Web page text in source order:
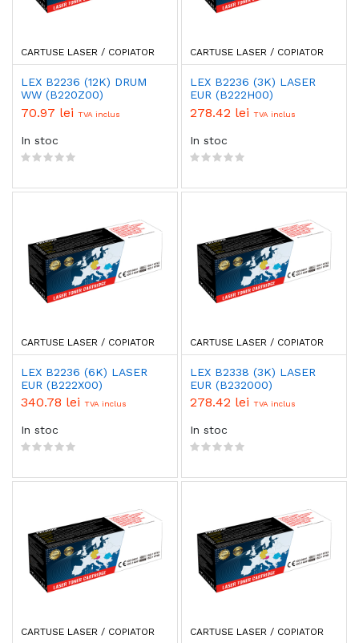
CARTUSE LASER / COPIATOR
LEX B2236 (12K) DRUM
WW (B220Z00)
70.97 lei TVA inclus
In stoc
CARTUSE LASER / COPIATOR
LEX B2236 (3K) LASER
EUR (B222H00)
278.42 lei TVA inclus
In stoc
CARTUSE LASER / COPIATOR
LEX B2236 (6K) LASER
EUR (B222X00)
340.78 lei TVA inclus
In stoc
CARTUSE LASER / COPIATOR
LEX B2338 (3K) LASER
EUR (B232000)
278.42 lei TVA inclus
In stoc
CARTUSE LASER / COPIATOR CARTUSE LASER / COPIATOR